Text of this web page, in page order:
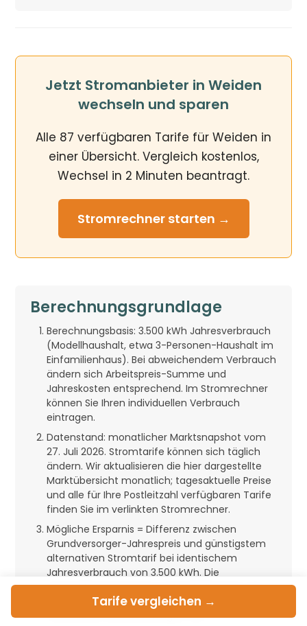
Jetzt Stromanbieter in Weiden
wechseln und sparen
Alle 87 verfügbaren Tarife für Weiden in
einer Übersicht. Vergleich kostenlos,
Wechsel in 2 Minuten beantragt.
Stromrechnerstarten →
Berechnungsgrundlage
Berechnungsbasis: 3.500 kWh Jahresverbrauch
(Modellhaushalt, etwa 3-Personen-Haushalt im
Einfamilienhaus). Bei abweichendem Verbrauch
ändern sich Arbeitspreis-Summe und
Jahreskosten entsprechend. Im Stromrechner
können Sie Ihren individuellen Verbrauch
eintragen.
Datenstand: monatlicher Marktsnapshot vom
27. Juli 2026. Stromtarife können sich täglich
ändern. Wir aktualisieren die hier dargestellte
Marktübersicht monatlich; tagesaktuelle Preise
und alle für Ihre Postleitzahl verfügbaren Tarife
finden Sie im verlinkten Stromrechner.
Mögliche Ersparnis = Differenz zwischen
Grundversorger-Jahrespreis und günstigstem
alternativen Stromtarif bei identischem
Jahresverbrauch von 3.500 kWh. Die
tatsächliche Ersparnis im Einzelfall hängt vom
individuellen Verbrauch, dem gewählten Tarif,
eventuellen Bonuszahlungen, der
Tarifevergleichen →